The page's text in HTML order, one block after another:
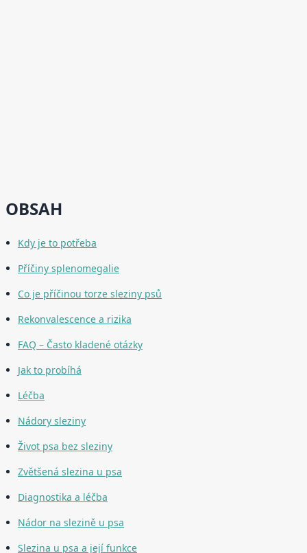
OBSAH
Kdy je to potřeba
Příčiny splenomegalie
Co je příčinou torze sleziny psů
Rekonvalescence a rizika
FAQ – Často kladené otázky
Jak to probíhá
Léčba
Nádory sleziny
Život psa bez sleziny
Zvětšená slezina u psa
Diagnostika a léčba
Nádor na slezině u psa
Slezina u psa a její funkce